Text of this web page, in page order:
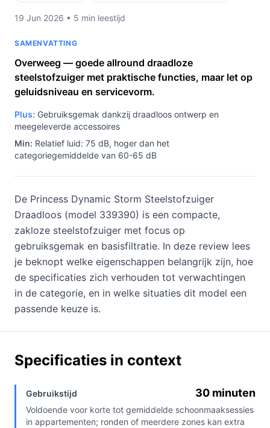
19 Jun 2026 • 5 min leestijd
SAMENVATTING
Overweeg — goede allround draadloze
steelstofzuiger met praktische functies, maar let op
geluidsniveau en servicevorm.
Plus: Gebruiksgemak dankzij draadloos ontwerp en
meegeleverde accessoires
Min: Relatief luid: 75 dB, hoger dan het
categoriegemiddelde van 60-65 dB
De Princess Dynamic Storm Steelstofzuiger
Draadloos (model 339390) is een compacte,
zakloze steelstofzuiger met focus op
gebruiksgemak en basisfiltratie. In deze review lees
je beknopt welke eigenschappen belangrijk zijn, hoe
de specificaties zich verhouden tot verwachtingen
in de categorie, en in welke situaties dit model een
passende keuze is.
Specificaties in context
Gebruikstijd 30 minuten
Voldoende voor korte tot gemiddelde schoonmaaksessies
in appartementen; ronden of meerdere zones kan extra